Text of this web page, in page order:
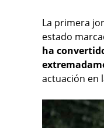
La primera
estado
ha
actuación en